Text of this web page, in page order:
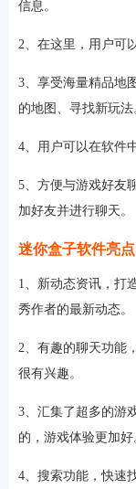
信息。
2、在这里，用户可
3、享受海量精品地
的地图、寻找新玩法
4、用户可以在软件
5、方便与游戏好友
加好友并进行聊天。
迷你盒子软件亮点
1、新动态资讯，打
秀作者的最新动态。
2、有趣的聊天功能
很有兴趣。
3、汇集了超多的游
的，游戏体验更加好
4、搜索功能，快速